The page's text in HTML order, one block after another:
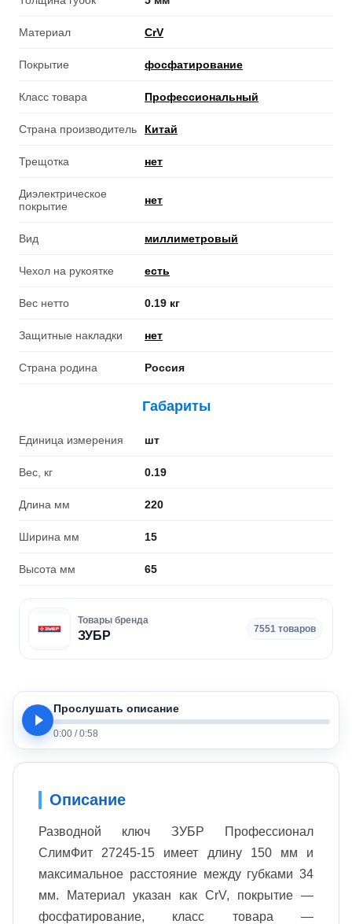
Материал CrV
Покрытие фосфатирование
Класс товара Профессиональный
Страна производитель Китай
Трещотка нет
Диэлектрическое
покрытие
нет
Вид миллиметровый
Чехол на рукоятке есть
Вес нетто 0.19 кг
Защитные накладки нет
Страна родина Россия
Габариты
Единица измерения шт
Вес, кг 0.19
Длина мм 220
Ширина мм 15
Высота мм 65
Товары бренда
ЗУБР
7551 товаров
Прослушать описание
0:00 / 0:58
Описание
Разводной ключ ЗУБР Профессионал
СлимФит 27245-15 имеет длину 150 мм и
максимальное расстояние между губками 34
мм. Материал указан как CrV, покрытие —
фосфатирование, класс товара —